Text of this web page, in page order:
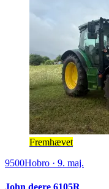
Fremhævet
9500Hobro · 9. maj.
John deere 6105R